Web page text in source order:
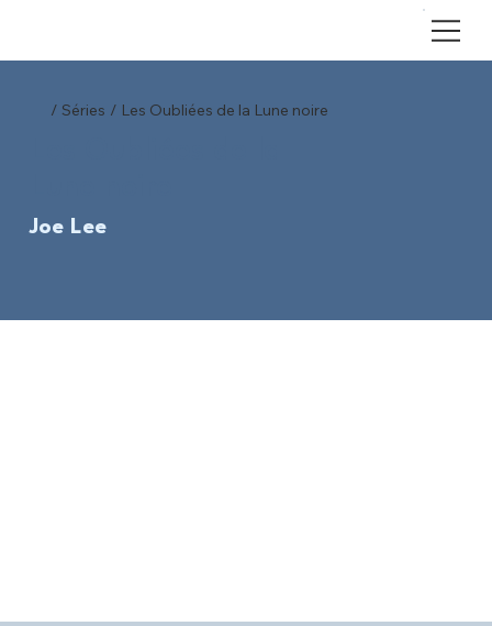
/ Séries / Les Oubliées de la Lune noire
Joe Lee